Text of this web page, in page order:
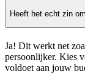
Heeft het echt zin
Ja! Dit werkt net
persoonlijker. Kies
voldoet aan jouw